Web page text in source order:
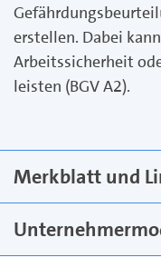
erstellen. Dabei
Arbeitssicherheit
leisten (BGV A2).
Merkblatt und